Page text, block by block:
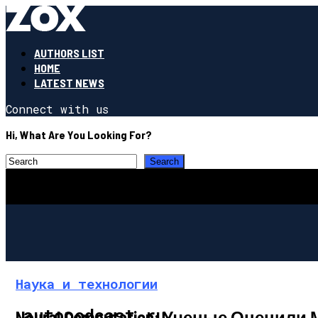
AUTHORS LIST
HOME
LATEST NEWS
Connect with us
Hi, What Are You Looking For?
Наука и технологии